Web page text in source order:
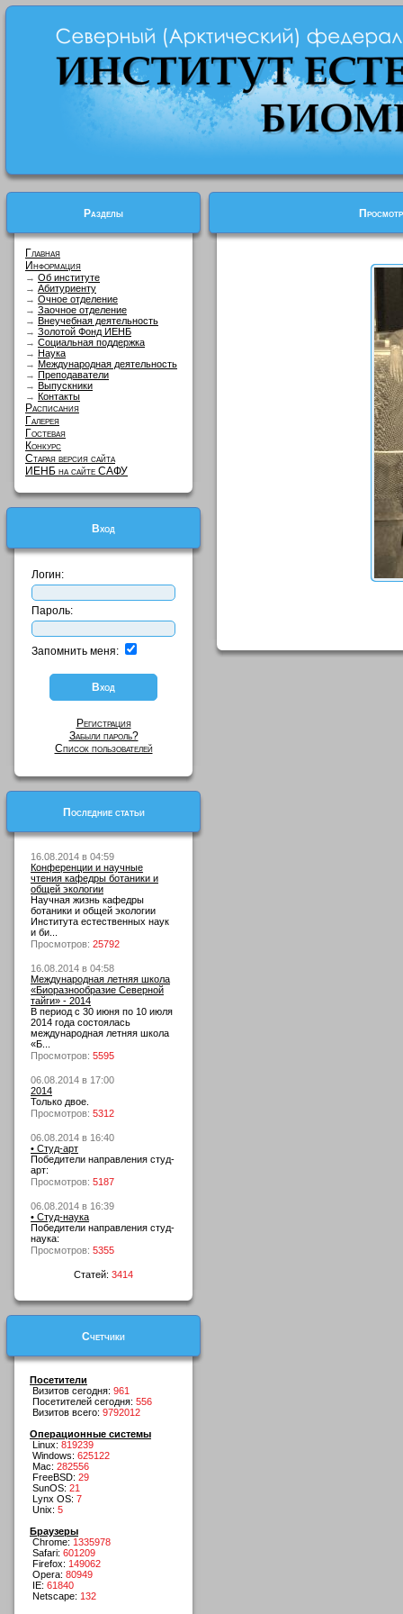
Разделы
Главная
Информация
→ Об институте
→ Абитуриенту
→ Очное отделение
→ Заочное отделение
→ Внеучебная деятельность
→ Золотой Фонд ИЕНБ
→ Социальная поддержка
→ Наука
→ Международная деятельность
→ Преподаватели
→ Выпускники
→ Контакты
Расписания
Галерея
Гостевая
Конкурс
Старая версия сайта
ИЕНБ на сайте САФУ
Вход
Логин:
Пароль:
Запомнить меня:
Регистрация
Забыли пароль?
Список пользователей
Последние статьи
16.08.2014 в 04:59
Конференции и научные
чтения кафедры ботаники и
общей экологии
Научная жизнь кафедры
ботаники и общей экологии
Института естественных наук
и би...
Просмотров: 25792
16.08.2014 в 04:58
Международная летняя школа
«Биоразнообразие Северной
тайги» - 2014
В период с 30 июня по 10 июля
2014 года состоялась
международная летняя школа
«Б...
Просмотров: 5595
06.08.2014 в 17:00
2014
Только двое.
Просмотров: 5312
06.08.2014 в 16:40
• Студ-арт
Победители направления студ-
арт:
Просмотров: 5187
06.08.2014 в 16:39
• Студ-наука
Победители направления студ-
наука:
Просмотров: 5355
Статей: 3414
Счетчики
Посетители
Визитов сегодня: 961
Посетителей сегодня: 556
Визитов всего: 9792012
Операционные системы
Linux: 819239
Windows: 625122
Mac: 282556
FreeBSD: 29
SunOS: 21
Lynx OS: 7
Unix: 5
Браузеры
Chrome: 1335978
Safari: 601209
Firefox: 149062
Opera: 80949
IE: 61840
Netscape: 132